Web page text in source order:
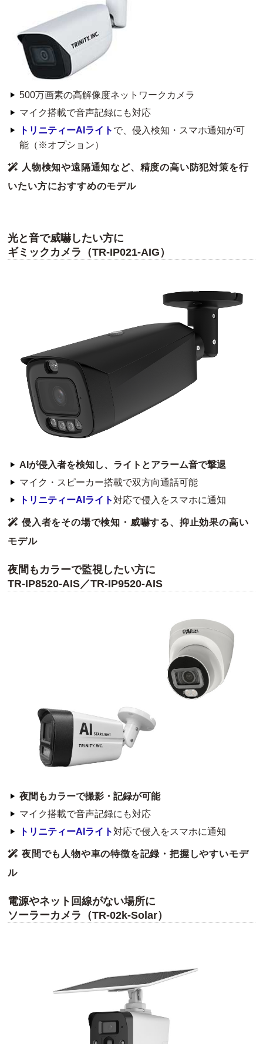
500万画素の高解像度ネットワークカメラ
マイク搭載で音声記録にも対応
トリニティーAIライト で、侵入検知・スマホ通知が可
能（※オプション）
人物検知や遠隔通知など、精度の高い防犯対策を行
いたい方におすすめのモデル
光と音で威嚇したい方に
ギミックカメラ（TR-IP021-AIG）
AIが侵入者を検知し、ライトとアラーム音で撃退
マイク・スピーカー搭載で双方向通話可能
トリニティーAIライト 対応で侵入をスマホに通知
侵入者をその場で検知・威嚇する、抑止効果の高い
モデル
夜間もカラーで監視したい方に
TR-IP8520-AIS／TR-IP9520-AIS
夜間もカラーで撮影・記録が可能
マイク搭載で音声記録にも対応
トリニティーAIライト 対応で侵入をスマホに通知
夜間でも人物や車の特徴を記録・把握しやすいモデ
ル
電源やネット回線がない場所に
ソーラーカメラ（TR-02k-Solar）